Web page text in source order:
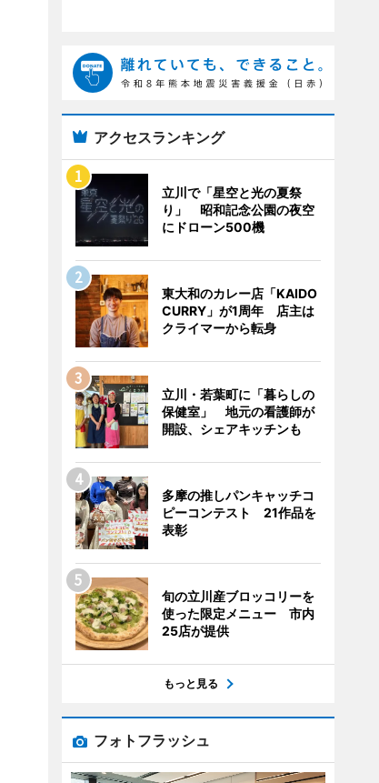
アクセスランキング
立川で「星空と光の夏祭
り」 昭和記念公園の夜空
にドローン500機
東大和のカレー店「KAIDO
CURRY」が1周年 店主は
クライマーから転身
立川・若葉町に「暮らしの
保健室」 地元の看護師が
開設、シェアキッチンも
多摩の推しパンキャッチコ
ピーコンテスト 21作品を
表彰
旬の立川産ブロッコリーを
使った限定メニュー 市内
25店が提供
もっと見る
フォトフラッシュ